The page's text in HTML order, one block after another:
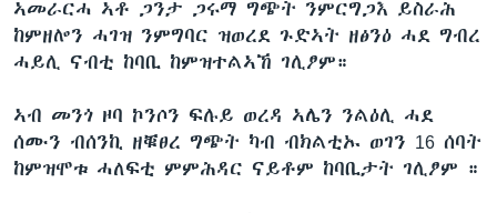
ኣመራርሓ ኣቶ ጋንታ ጋሩማ ግጭት ንምርግጋእ ይስራሕ
ከምዘሎን ሓገዝ ንምግባር ዝወረደ ጉድኣት ዘፅንዕ ሓደ ግብረ
ሓይሊ ናብቲ ከባቢ ከምዝተልኣኸ ገሊፆም።
ኣብ መንጎ ዞባ ኮንሶን ፍሉይ ወረዳ ኣሌን ንልዕሊ ሓደ
ሰሙን ብሰንኪ ዘቑፀረ ግጭት ካብ ብክልቲኡ ወገን 16 ሰባት
ከምዝሞቱ ሓለፍቲ ምምሕዳር ናይቶም ከባቢታት ገሊፆም ።